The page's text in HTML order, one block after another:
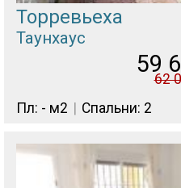
Торревьеха
Таунхаус
59
62
Пл: - м2
Спальни: 2